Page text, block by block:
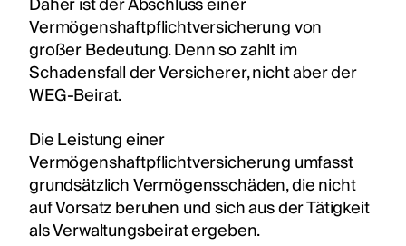
Vermögenshaftpflichtversicherung von
großer Bedeutung. Denn so zahlt im
Schadensfall der Versicherer, nicht aber der
WEG-Beirat.
Die Leistung einer
Vermögenshaftpflichtversicherung umfasst
grundsätzlich Vermögensschäden, die nicht
auf Vorsatz beruhen und sich aus der Tätigkeit
als Verwaltungsbeirat ergeben.